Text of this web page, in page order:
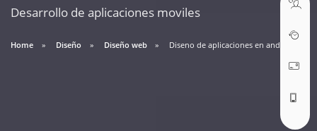
Desarrollo de aplicaciones moviles
Home Diseño Diseño web Diseno de aplicaciones en android
ABRIR TICKET